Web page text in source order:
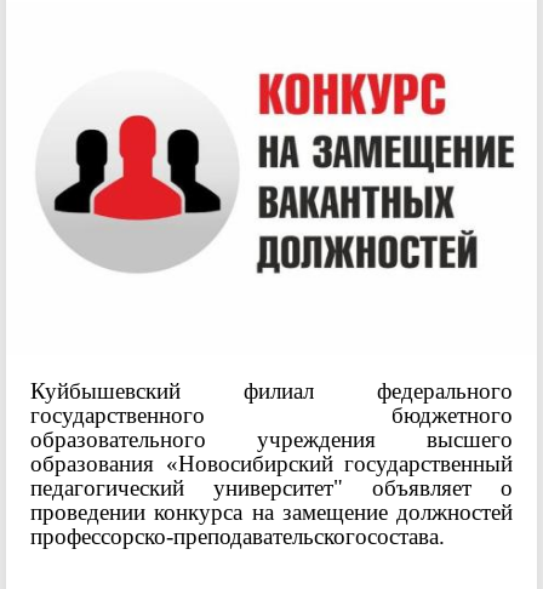
Куйбышевский филиал федерального
государственного бюджетного
образовательного учреждения высшего
образования «Новосибирский государственный
педагогический университет" объявляет о
проведении конкурса на замещение должностей
профессорско-преподавательскогосостава.